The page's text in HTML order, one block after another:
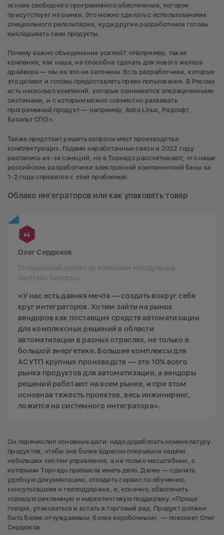
основе свободного программного обеспечения, которое
присутствует на рынке. Это можно сделать с использованием
специального репозитария, куда другие разработчики готовы
выкладывать свои продукты.
Почему важно объединение усилий? «Например, такая
компания, как наша, не способна сделать для нового железа
драйвера — мы на это не заточены. Есть разработчики, которые
это делают и готовы предоставлять право пользования. В России
есть несколько компаний, которые занимаются операционными
системами, и с которым можно совместно развивать
программный продукт — например, Astra Linux, Рэдсофт,
Базальт СПО».
Также предстоит решить вопросы мест производства
комплектующих. Годами наработанные связи в 2022 году
распались из-за санкций, но в Торнадо рассчитывают, что наши
российские разработчики электронной компонентной базы за
1-2 года справятся с этой проблемой.
Облако ингеграторов или как упаковать товар
Олег Сердюков
Генеральный директор компании «Модульные
системы Торнадо»
«У нас есть давняя мечта — создать вокруг себя
круг интеграторов. Хотим зайти на рынок
вендоров как поставщик средств автоматизации
для комплексных решений в области
автоматизации в разных отраслях, не только в
большой энергетике. Большие комплексы для
АСУТП крупных производств — это 10% всего
рынка продуктов для автоматизации, а вендоры
решений работают на всем рынке, и при этом
основная тяжесть проектов, весь инжиниринг,
ложится на системного интегратора».
Он перечислил основные шаги: надо доработать номенклатуру
продуктов, чтобы она более адресно покрывала задачи
небольших систем управления, а не только масштабных, с
которыми Торнадо привыкла иметь дело. Далее — сделать
удобную документацию, отладить сервис по обучению,
консультациям и техподдержке, и, конечно, обеспечить
хорошую рекламную и маркетинговую поддержку. «Проще
говоря, упаковаться и встать в торговый ряд. Продукт должен
быть более отчуждаемым, более коробочным», — поясняет Олег
Сердюков.